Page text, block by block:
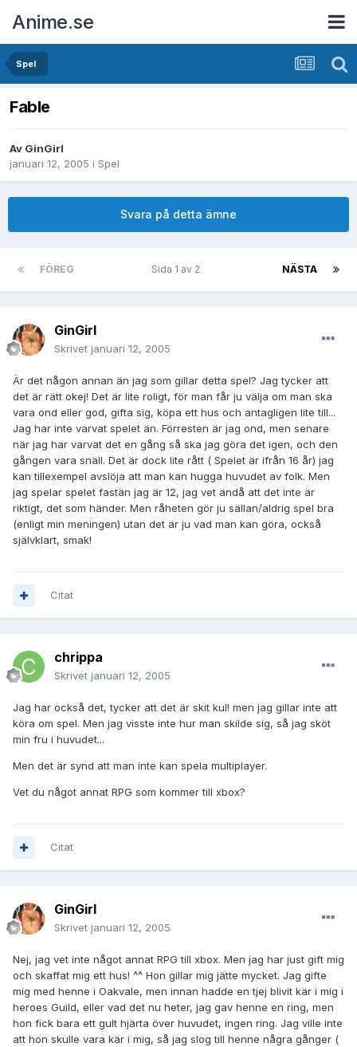
Anime.se
Spel
Fable
Av GinGirl
januari 12, 2005 i Spel
Svara på detta ämne
FÖREG NÄSTA
Sida 1 av 2
GinGirl
Skrivet januari 12, 2005
Är det någon annan än jag som gillar detta spel? Jag tycker att
det är rätt okej! Det är lite roligt, för man får ju välja om man ska
vara ond eller god, gifta sig, köpa ett hus och antagligen lite till...
Jag har inte varvat spelet än. Förresten är jag ond, men senare
när jag har varvat det en gång så ska jag göra det igen, och den
gången vara snäll. Det är dock lite rått ( Spelet är ifrån 16 år) jag
kan tillexempel avslöja att man kan hugga huvudet av folk. Men
jag spelar spelet fastän jag är 12, jag vet ändå att det inte är
riktigt, det som händer. Men råheten gör ju sällan/aldrig spel bra
(enligt min meningen) utan det är ju vad man kan göra, också
självklart, smak!
Citat
chrippa
Skrivet januari 12, 2005
Jag har också det, tycker att det är skit kul! men jag gillar inte att
köra om spel. Men jag visste inte hur man skilde sig, så jag sköt
min fru i huvudet...
Men det är synd att man inte kan spela multiplayer.
Vet du något annat RPG som kommer till xbox?
Citat
GinGirl
Skrivet januari 12, 2005
Nej, jag vet inte något annat RPG till xbox. Men jag har just gift mig
och skaffat mig ett hus! ^^ Hon gillar mig jätte mycket. Jag gifte
mig med henne i Oakvale, men innan hadde en tjej blivit kär i mig i
heroes Guild, eller vad det nu heter, jag gav henne en ring, men
hon fick bara ett gult hjärta över huvudet, ingen ring. Jag ville inte
att hon skulle vara kär i mig, så jag slog till henne några gånger (